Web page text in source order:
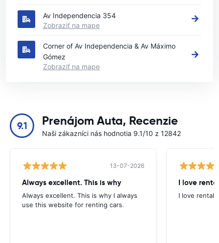
Av Independencia 354
Zobraziť na mape
Corner of Av Independencia & Av Máximo
Gómez
Zobraziť na mape
9.1 Prenájom Auta, Recenzie
Naši zákazníci nás hodnotia 9.1/10 z 12842
13-07-2026
Always excellent. This is why
Always excellent. This is why I always
use this website for renting cars.
I love
I love rental